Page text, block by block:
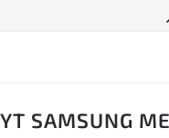
SAMSUNG